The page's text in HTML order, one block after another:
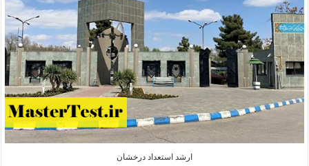
۱۴۰۵
ارشد استعداد درخشان